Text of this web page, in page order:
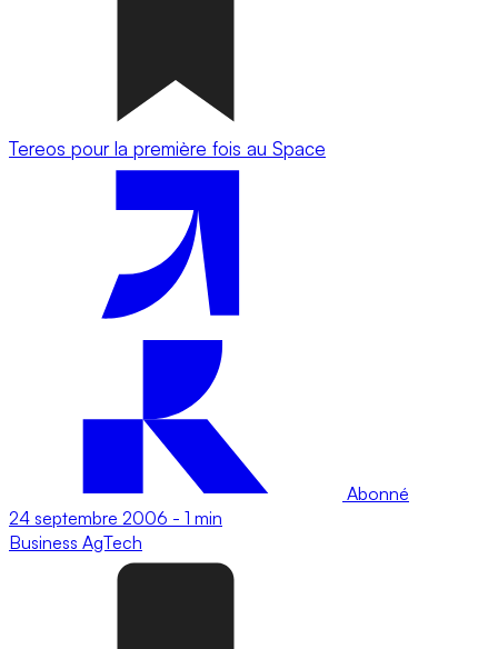
Tereos pour la première fois au Space
Abonné
24 septembre 2006 - 1 min
Business AgTech